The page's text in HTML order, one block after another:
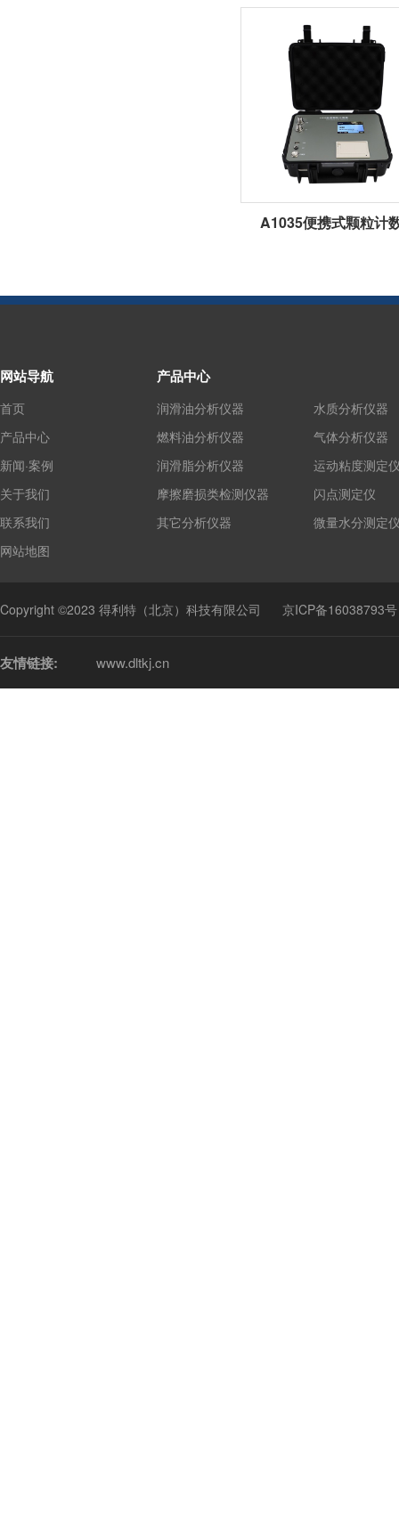
A1035便携式颗粒计
网站导航
首页
产品中心
新闻·案例
关于我们
联系我们
网站地图
产品中心
润滑油分析仪器
燃料油分析仪器
润滑脂分析仪器
摩擦磨损类检测仪器
其它分析仪器
水质分析仪器
气体分析仪器
运动粘度测定
闪点测定仪
微量水分测定
Copyright ©2023 得利特（北京）科技有限公司 京ICP备16038793号
友情链接: www.dltkj.cn